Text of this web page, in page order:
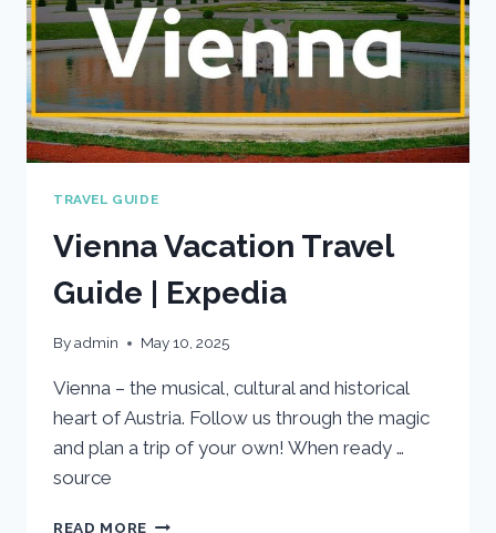
TRAVEL GUIDE
Vienna Vacation Travel
Guide | Expedia
Byadmin May 10, 2025
Vienna – the musical, cultural and historical
heart of Austria. Follow us through the magic
and plan a trip of your own! When ready …
source
READ MORE VIENNA